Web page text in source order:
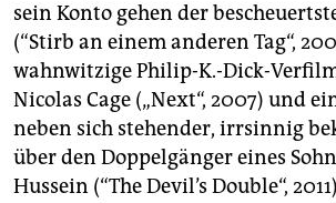
unterstützen
abo
genossenschaft
epaper login
sein Konto gehen der
(“Stirb an einem anderen Tag“,
wahnwitzige Philip-K.-Dick-
Nicolas Cage („Next“, 2007) und
neben sich stehender, irrsinnig
über den Doppelgänger eines
Hussein (“The Devil’s Double“,